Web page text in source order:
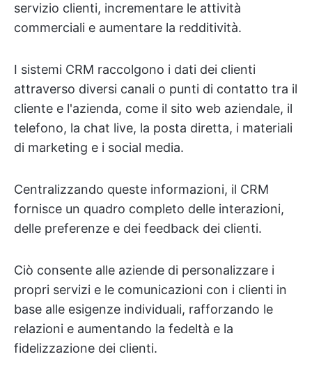
servizio clienti, incrementare le attività
commerciali e aumentare la redditività.
I sistemi CRM raccolgono i dati dei clienti
attraverso diversi canali o punti di contatto tra il
cliente e l'azienda, come il sito web aziendale, il
telefono, la chat live, la posta diretta, i materiali
di marketing e i social media.
Centralizzando queste informazioni, il CRM
fornisce un quadro completo delle interazioni,
delle preferenze e dei feedback dei clienti.
Ciò consente alle aziende di personalizzare i
propri servizi e le comunicazioni con i clienti in
base alle esigenze individuali, rafforzando le
relazioni e aumentando la fedeltà e la
fidelizzazione dei clienti.